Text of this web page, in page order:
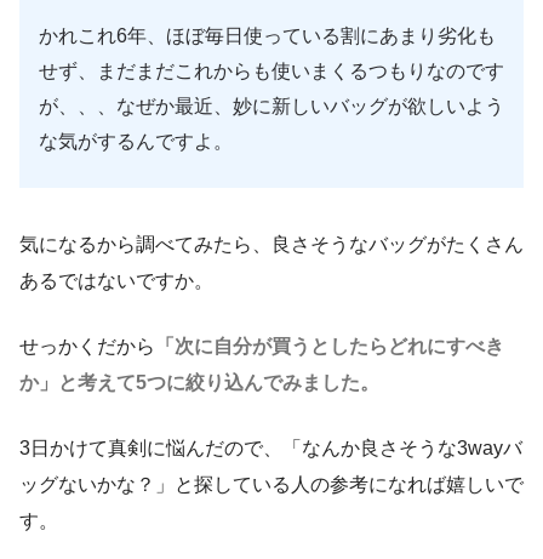
かれこれ6年、ほぼ毎日使っている割にあまり劣化も
せず、まだまだこれからも使いまくるつもりなのです
が、、、なぜか最近、妙に新しいバッグが欲しいよう
な気がするんですよ。
気になるから調べてみたら、良さそうなバッグがたくさん
あるではないですか。
せっかくだから
「次に自分が買うとしたらどれにすべき
か」と考えて5つに絞り込んでみました。
3日かけて真剣に悩んだので、「なんか良さそうな3wayバ
ッグないかな？」と探している人の参考になれば嬉しいで
す。